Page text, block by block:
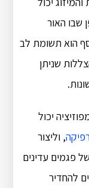
שבו האור
הוא תשומת לב
שניתן
יכול
, וליצור
פגמים עדינים
להחדיר